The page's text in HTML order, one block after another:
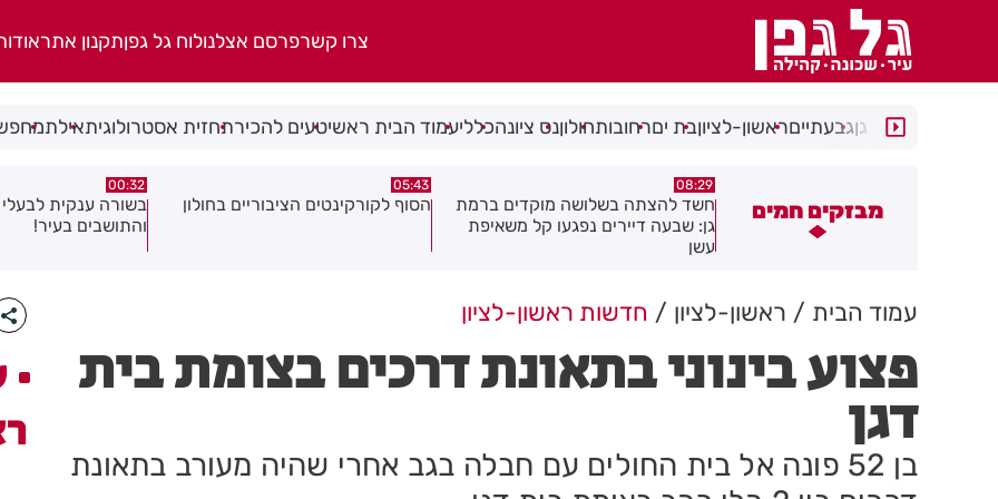
צרו קשרפרסם אצלנולוח גל גפןתקנון אתר
רמת גןגבעתייםראשון-לציוןבת יםרחובותחולוןנס ציונהכלליעמוד הבית ראשיטעים להכירתחזית אסטרולוגיתאילת
מבזקים חמים
חשד להצתה בשלושה מוקדים ברמת
גן: שבעה דיירים נפגעו קל משאיפת
05:43
הסוף לקורקינטים הציבוריים בחולון
00:32
בשורה ענקית לבעלי העסקים
06.08.26
תושב בת ים נעצר
של צעירה בת 18
עמוד הבית ראשון-לציון חדשות ראשון-לציון
פצוע בינוני בתאונת דרכים בצומת בית
דגן
בן 52 פונה אל בית החולים עם חבלה בגב אחרי שהיה מעורב בתאונת